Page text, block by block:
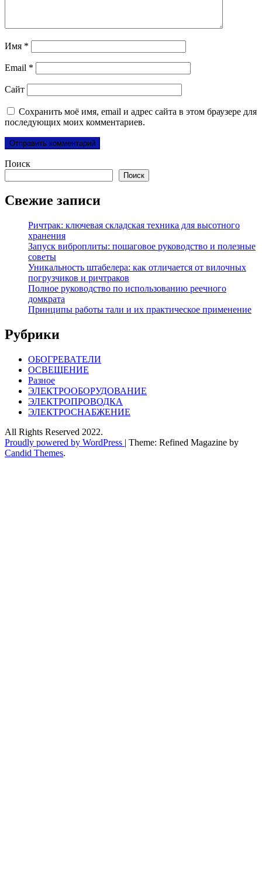
Имя *
Email *
Сайт
Сохранить моё имя, email и адрес сайта в этом браузере для
последующих моих комментариев.
Поиск
Поиск
Свежие записи
Ричтрак: ключевая складская техника для высотного
хранения
Запуск виброплиты: пошаговое руководство и полезные
советы
Уникальность штабелера: как отличается от вилочных
погрузчиков и ричтраков
Полное руководство по использованию реечного
домкрата
Принципы работы тали и их практическое применение
Рубрики
ОБОГРЕВАТЕЛИ
ОСВЕЩЕНИЕ
Разное
ЭЛЕКТРООБОРУДОВАНИЕ
ЭЛЕКТРОПРОВОДКА
ЭЛЕКТРОСНАБЖЕНИЕ
All Rights Reserved 2022.
Proudly powered by WordPress | Theme: Refined Magazine by
Candid Themes.